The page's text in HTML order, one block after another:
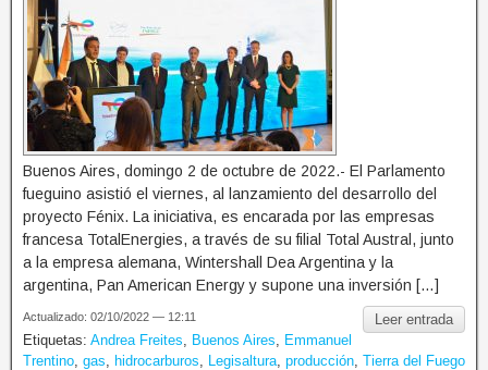
Buenos Aires, domingo 2 de octubre de 2022.- El Parlamento
fueguino asistió el viernes, al lanzamiento del desarrollo del
proyecto Fénix. La iniciativa, es encarada por las empresas
francesa TotalEnergies, a través de su filial Total Austral, junto
a la empresa alemana, Wintershall Dea Argentina y la
argentina, Pan American Energy y supone una inversión […]
Leer entrada
Actualizado: 02/10/2022 — 12:11
Etiquetas: Andrea Freites Buenos Aires
Emmanuel
Trentino gas hidrocarburos Legisaltura producción Tierra del Fuego